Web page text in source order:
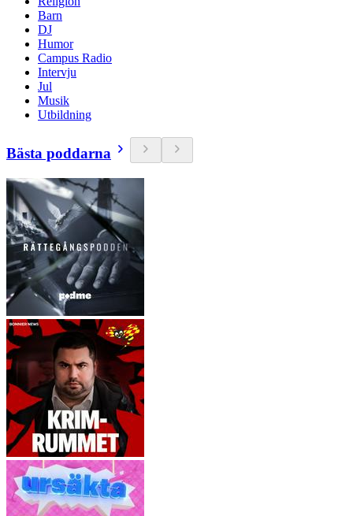
Barn
DJ
Humor
Campus Radio
Intervju
Jul
Musik
Utbildning
Bästa poddarna